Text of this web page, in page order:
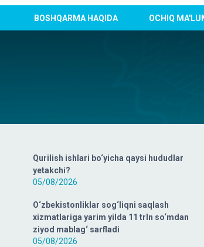
BOSHQARMA HAQIDA OCHIQ
Qurilish ishlari bo‘yicha qaysi hududlar
yetakchi?
05/08/2026
O‘zbekistonliklar sog‘liqni saqlash
xizmatlariga yarim yilda 11 trln so‘mdan
ziyod mablag‘ sarfladi
05/08/2026